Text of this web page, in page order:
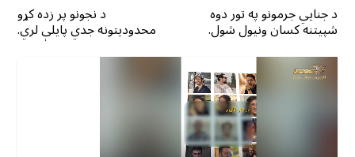
د نجونو پر زده کړو
محدودیتونه جدي پایلې لري.
د جنايي جرمونو په تور دوه
شپیتنه کسان ونیول شول.